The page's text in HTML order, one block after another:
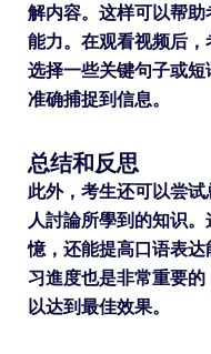
解内容。这样可以帮
能力。在观看视频后
选择一些关键句子或
准确捕捉到信息。
总结和反思
此外，考生还可以尝
人討論所學到的知识
憶，还能提高口语表
习進度也是非常重要的
以达到最佳效果。